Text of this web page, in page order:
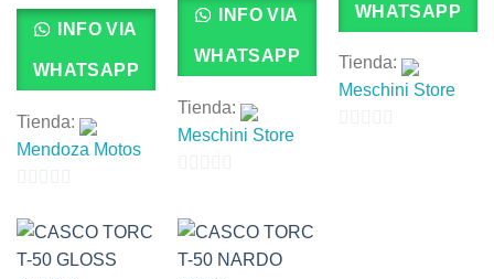
INFO VIA
WHATSAPP
Tienda:
Mendoza Motos
de
5
INFO VIA
WHATSAPP
Tienda:
Meschini Store
de
WHATSAPP
Tienda:
Meschini Store